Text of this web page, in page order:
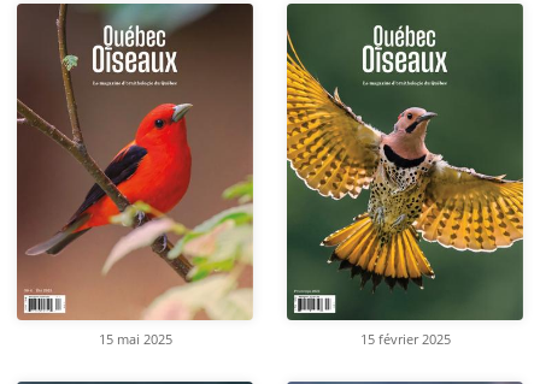
15 mai 2025 15 février 2025